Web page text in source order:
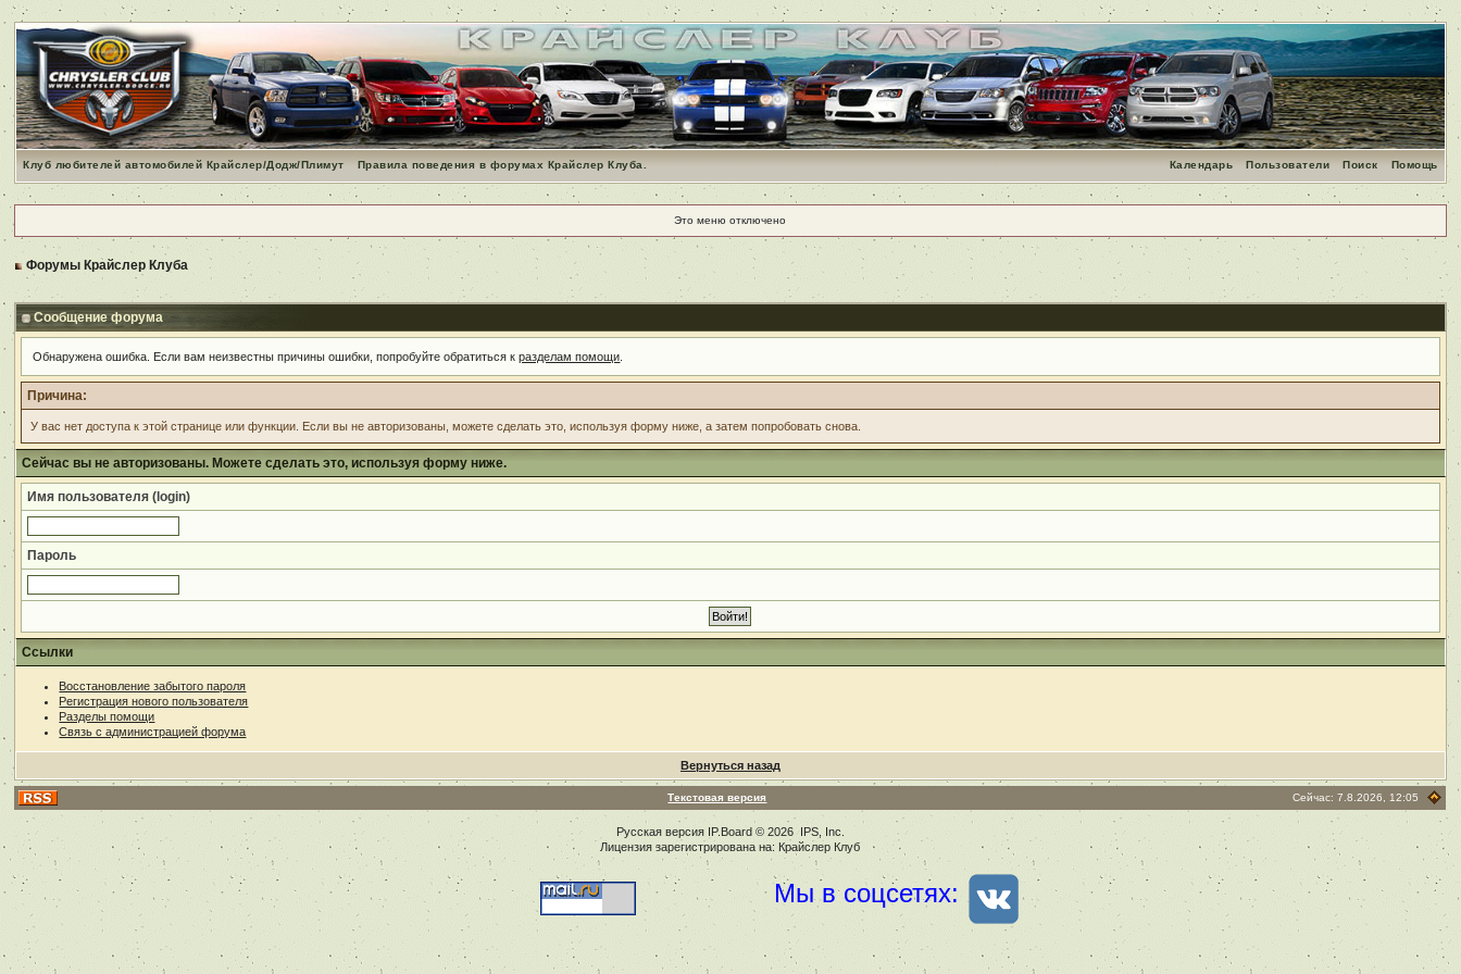
Клуб любителей автомобилей Крайслер/Додж/Плимут Правила поведения в форумах Крайслер Клуба. Помощь
Поиск
Пользователи
Календарь
Это меню отключено
Форумы Крайслер Клуба
Сообщение форума
Обнаружена ошибка. Если вам неизвестны причины ошибки, попробуйте обратиться кразделам помощи
Причина:
У вас нет доступа к этой странице или функции. Если вы не авторизованы, можете сделать это, используя форму ниже, а затем попробовать снова.
Сейчас вы не авторизованы. Можете сделать это, используя форму ниже.
Имя пользователя (login)
Пароль
Ссылки
Восстановление забытого пароля
Регистрация нового пользователя
Разделы помощи
Связь с администрацией форума
Вернуться назад
Текстовая версия Сейчас: 7.8.2026, 12:05
Русская версия IP.Board© 2026IPS, Inc
Лицензия зарегистрирована на: Крайслер Клуб
Мы в соцсетях: